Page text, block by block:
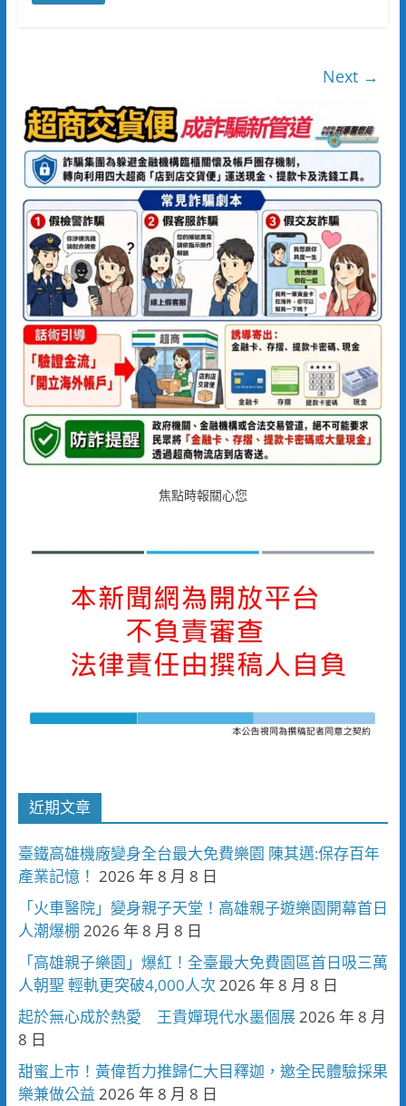
Next →
焦點時報關心您
近期文章
臺鐵高雄機廠變身全台最大免費樂園 陳其邁:保存百年
產業記憶！ 2026 年 8 月 8 日
「火車醫院」變身親子天堂！高雄親子遊樂園開幕首日
人潮爆棚 2026 年 8 月 8 日
「高雄親子樂園」爆紅！全臺最大免費園區首日吸三萬
人朝聖 輕軌更突破4,000人次 2026 年 8 月 8 日
起於無心成於熱愛 王貴嬋現代水墨個展2026 年 8 月
8 日
甜蜜上市！黃偉哲力推歸仁大目釋迦，邀全民體驗採果
樂兼做公益 2026 年 8 月 8 日